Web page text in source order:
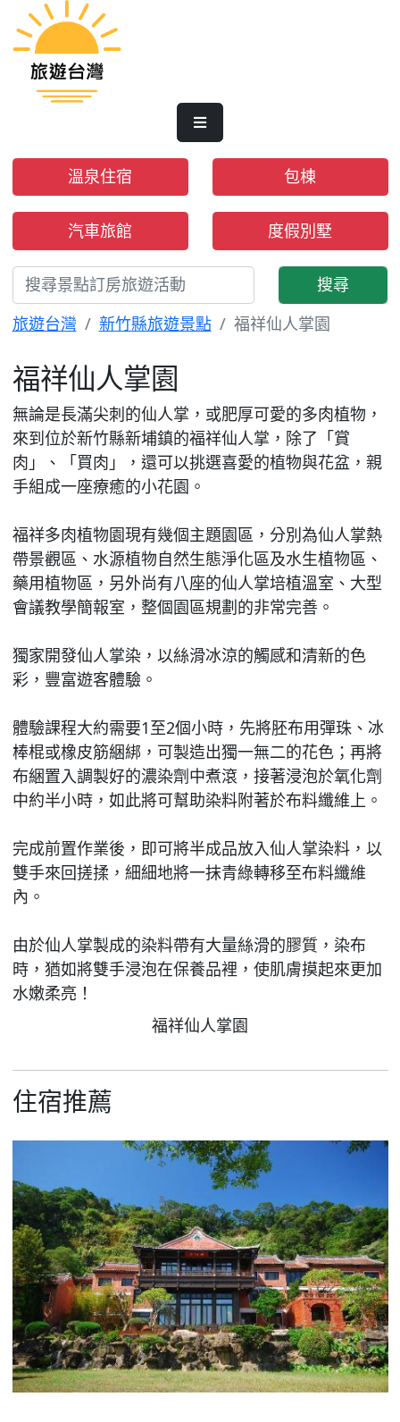
溫泉住宿 包棟
汽車旅館 度假別墅
搜尋
旅遊台灣
新竹縣旅遊景點 福祥仙人掌園
福祥仙人掌園
無論是長滿尖刺的仙人掌，或肥厚可愛的多肉植物，
來到位於新竹縣新埔鎮的福祥仙人掌，除了「賞
肉」、「買肉」，還可以挑選喜愛的植物與花盆，親
手組成一座療癒的小花園。
福祥多肉植物園現有幾個主題園區，分別為仙人掌熱
帶景觀區、水源植物自然生態淨化區及水生植物區、
藥用植物區，另外尚有八座的仙人掌培植溫室、大型
會議教學簡報室，整個園區規劃的非常完善。
獨家開發仙人掌染，以絲滑冰涼的觸感和清新的色
彩，豐富遊客體驗。
體驗課程大約需要1至2個小時，先將胚布用彈珠、冰
棒棍或橡皮筋綑綁，可製造出獨一無二的花色；再將
布綑置入調製好的濃染劑中煮滾，接著浸泡於氧化劑
中約半小時，如此將可幫助染料附著於布料纖維上。
完成前置作業後，即可將半成品放入仙人掌染料，以
雙手來回搓揉，細細地將一抹青綠轉移至布料纖維
內。
由於仙人掌製成的染料帶有大量絲滑的膠質，染布
時，猶如將雙手浸泡在保養品裡，使肌膚摸起來更加
水嫩柔亮！
福祥仙人掌園
住宿推薦